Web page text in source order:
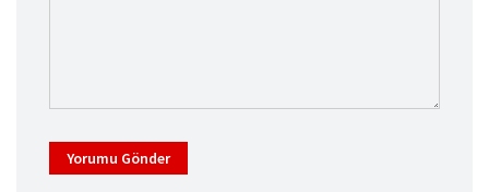
Yorumu Gönder